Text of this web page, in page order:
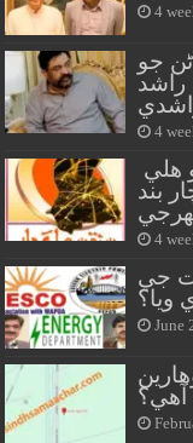
4
جو
راشد
4
بند
4
جي
June
آهي؟